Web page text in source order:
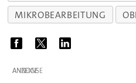
MIKROBEARBEITUNG
ANZEIGE